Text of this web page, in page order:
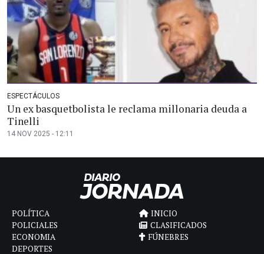
ESPECTÁCULOS
Un ex basquetbolista le reclama millonaria deuda a
Tinelli
14 NOV 2025 - 12:11
POLÍTICA
POLICIALES
ECONOMIA
DEPORTES
INICIO
CLASIFICADOS
FÚNEBRES